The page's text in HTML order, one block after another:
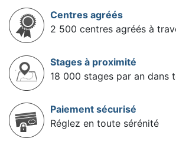
Centres agréés
2 500 centres agréés à
Stages à proximité
18 000 stages par an dans
Paiement sécurisé
Réglez en toute sérénité